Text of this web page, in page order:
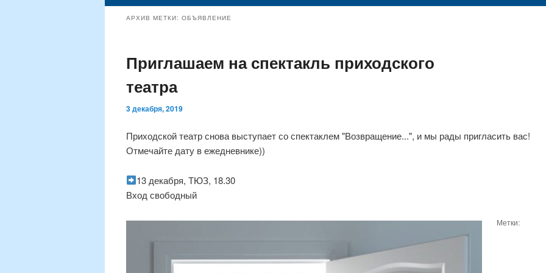
содержимому
содержимому
АРХИВ МЕТКИ: ОБЪЯВЛЕНИЕ
Приглашаем на спектакль приходского
театра
3 декабря, 2019
Приходской театр снова выступает со спектаклем "Возвращение...", и мы рады пригласить вас!
Отмечайте дату в ежедневнике))
13 декабря, ТЮЗ, 18.30
Вход свободный
Метки: